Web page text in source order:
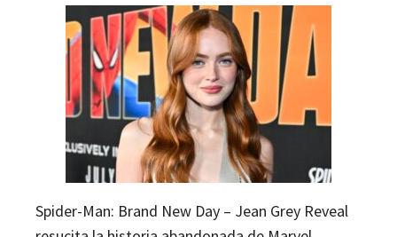
Spider-Man: Brand New Day – Jean Grey Reveal